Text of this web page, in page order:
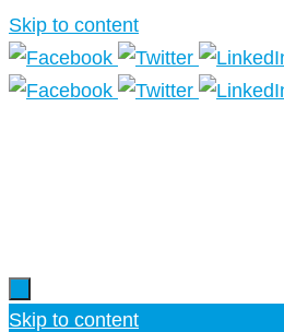
Skip to content
Skip to content
Más información.